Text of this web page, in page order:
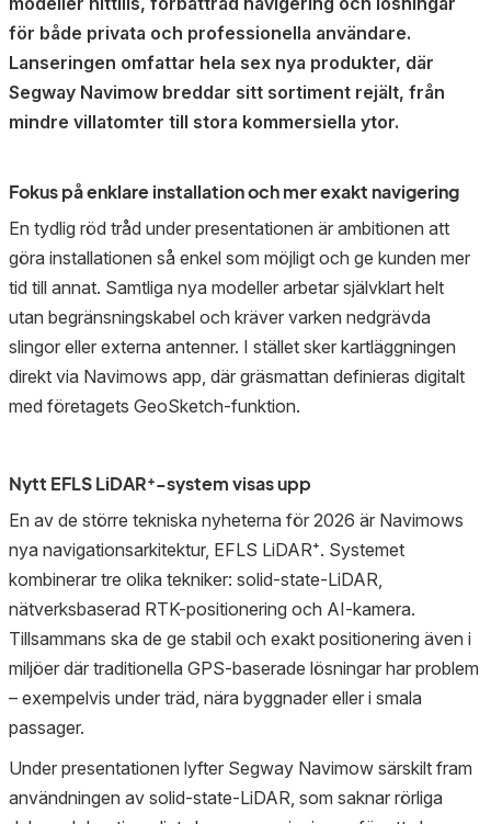
för både privata och professionella användare.
Lanseringen omfattar hela sex nya produkter, där
Segway Navimow breddar sitt sortiment rejält, från
mindre villatomter till stora kommersiella ytor.
Fokus på enklare installation och mer exakt navigering
En tydlig röd tråd under presentationen är ambitionen att
göra installationen så enkel som möjligt och ge kunden mer
tid till annat. Samtliga nya modeller arbetar självklart helt
utan begränsningskabel och kräver varken nedgrävda
slingor eller externa antenner. I stället sker kartläggningen
direkt via Navimows app, där gräsmattan definieras digitalt
med företagets GeoSketch-funktion.
Nytt EFLS LiDAR⁺-system visas upp
En av de större tekniska nyheterna för 2026 är Navimows
nya navigationsarkitektur, EFLS LiDAR⁺. Systemet
kombinerar tre olika tekniker: solid-state-LiDAR,
nätverksbaserad RTK-positionering och AI-kamera.
Tillsammans ska de ge stabil och exakt positionering även i
miljöer där traditionella GPS-baserade lösningar har problem
– exempelvis under träd, nära byggnader eller i smala
passager.
Under presentationen lyfter Segway Navimow särskilt fram
användningen av solid-state-LiDAR, som saknar rörliga